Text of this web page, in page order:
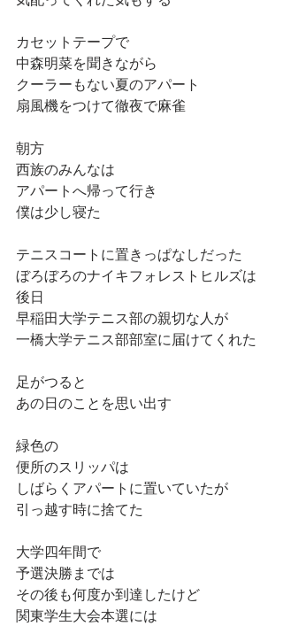
カセットテープで
中森明菜を聞きながら
クーラーもない夏のアパート
扇風機をつけて徹夜で麻雀
朝方
西族のみんなは
アパートへ帰って行き
僕は少し寝た
テニスコートに置きっぱなしだった
ぼろぼろのナイキフォレストヒルズは
後日
早稲田大学テニス部の親切な人が
一橋大学テニス部部室に届けてくれた
足がつると
あの日のことを思い出す
緑色の
便所のスリッパは
しばらくアパートに置いていたが
引っ越す時に捨てた
大学四年間で
予選決勝までは
その後も何度か到達したけど
関東学生大会本選には